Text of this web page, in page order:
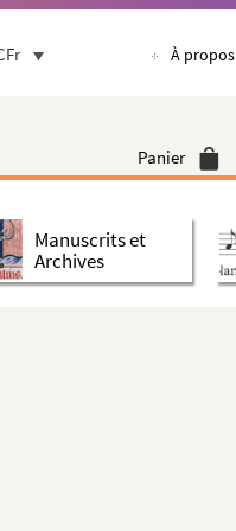
À propos
Panier
Manuscrits et
Archives